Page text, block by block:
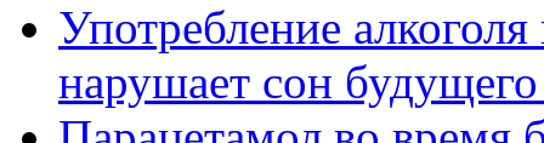
Употребление
нарушает сон будущего